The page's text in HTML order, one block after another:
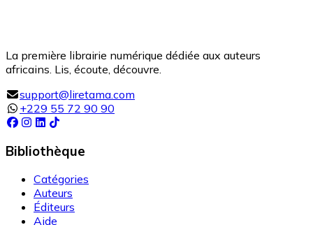
La première librairie numérique dédiée aux auteurs
africains. Lis, écoute, découvre.
support@liretama.com
+229 55 72 90 90
Bibliothèque
Catégories
Auteurs
Éditeurs
Aide